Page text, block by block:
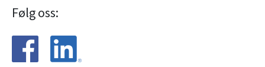
Følg oss: